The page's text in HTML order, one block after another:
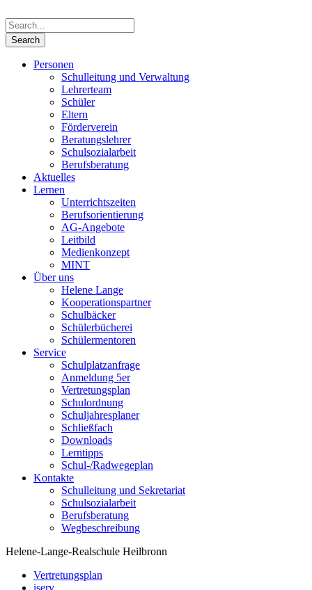
Personen
Schulleitung und Verwaltung
Lehrerteam
Schüler
Eltern
Förderverein
Beratungslehrer
Schulsozialarbeit
Berufsberatung
Aktuelles
Lernen
Unterrichtszeiten
Berufsorientierung
AG-Angebote
Leitbild
Medienkonzept
MINT
Über uns
Helene Lange
Kooperationspartner
Schulbäcker
Schülerbücherei
Schülermentoren
Service
Schulplatzanfrage
Anmeldung 5er
Vertretungsplan
Schulordnung
Schuljahresplaner
Schließfach
Downloads
Lerntipps
Schul-/Radwegeplan
Kontakte
Schulleitung und Sekretariat
Schulsozialarbeit
Berufsberatung
Wegbeschreibung
Helene-Lange-Realschule Heilbronn
Vertretungsplan
iserv